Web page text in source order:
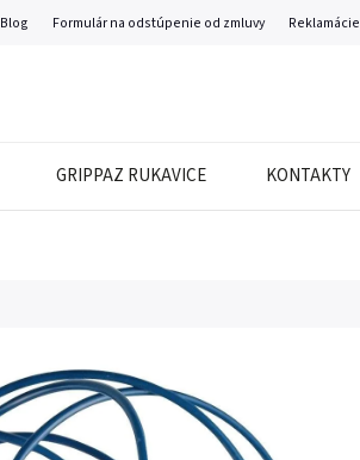
Blog Formulár na odstúpenie od zmluvy Reklamácie
GRIPPAZ RUKAVICE KONTAKTY